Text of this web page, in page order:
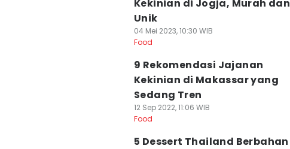
Kekinian di Jogja, Murah dan
Unik
04 Mei 2023, 10:30 WIB
Food
9 Rekomendasi Jajanan
Kekinian di Makassar yang
Sedang Tren
12 Sep 2022, 11:06 WIB
Food
5 Dessert Thailand Berbahan